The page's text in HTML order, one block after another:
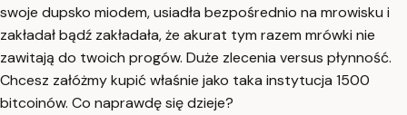
swoje dupsko miodem, usiadła bezpośrednio na mrowisku i
zakładał bądź zakładała, że akurat tym razem mrówki nie
zawitają do twoich progów. Duże zlecenia versus płynność.
Chcesz załóżmy kupić właśnie jako taka instytucja 1500
bitcoinów. Co naprawdę się dzieje?